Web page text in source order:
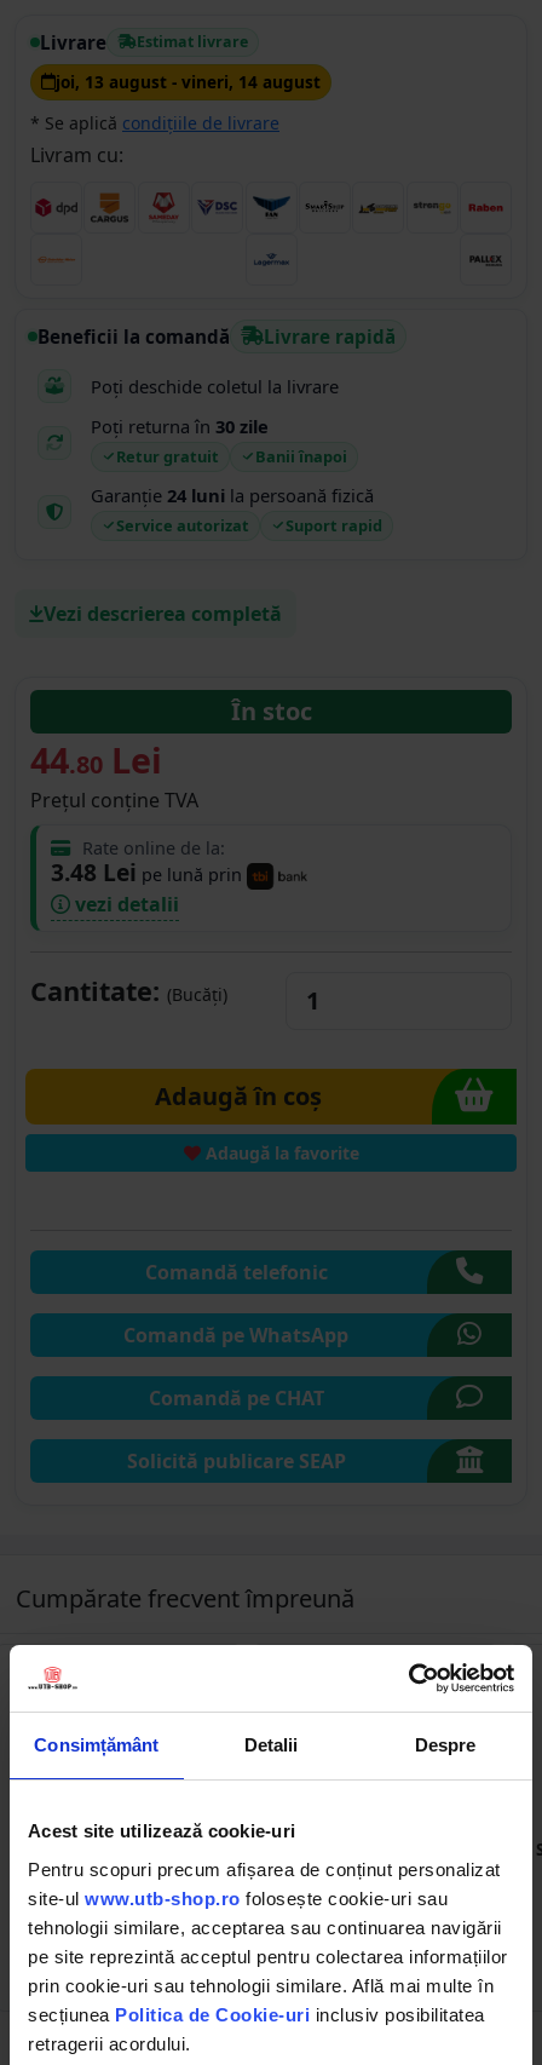
Consimțământ Detalii Despre
Acest site utilizează cookie-uri
Pentru scopuri precum afișarea de conținut personalizat
site-ul www.utb-shop.ro folosește cookie-uri sau
tehnologii similare, acceptarea sau continuarea navigării
pe site reprezintă acceptul pentru colectarea informațiilor
prin cookie-uri sau tehnologii similare. Află mai multe în
secțiunea Politica de Cookie-uri inclusiv posibilitatea
retragerii acordului.
Livrare Estimat livrare
joi, 13 august - vineri, 14 august
* Se aplică condițiile de livrare
Livram cu:
Beneficii la comandă Livrare rapidă
Poți deschide coletul la livrare
Poți returna în 30 zile
Retur gratuit Banii înapoi
Garanție 24 luni la persoană fizică
Service autorizat Suport rapid
Vezi descrierea completă
În stoc
44.80 Lei
Prețul conține TVA
Rate online de la:
3.48 Lei pe lună prin
vezi detalii
Cantitate: (Bucăți)
Adaugă în coș
Adaugă la favorite
Comandă telefonic
Comandă pe WhatsApp
Comandă pe CHAT
Solicită publicare SEAP
Cumpărate frecvent împreună
DISCD59
cardan seria T5 exterior
51,3 si interior 44,7 cruce
30,2x80 L=1m
79.70 RON
cardan seria T6 exterior 54
si interior 45 cruce 30,2x92
L=1m
(1)
91.30 RON